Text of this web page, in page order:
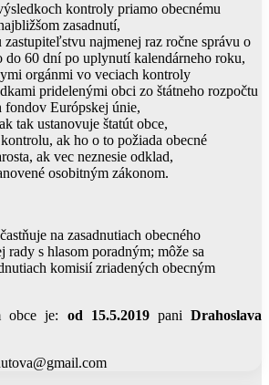
kontroly priamo obecnému
zasadnutí,
zastupiteľstvu najmenej raz ročne správu o
do 60 dní po uplynutí kalendárneho roku,
orgánmi vo veciach kontroly
pridelenými obci zo štátneho rozpočtu
fondov Európskej únie,
tak ustanovuje štatút obce,
ak ho o to požiada obecné
ak vec neznesie odklad,
osobitným zákonom.
na zasadnutiach obecného
rady s hlasom poradným; môže sa
komisií zriadených obecným
obce je: od 15.5.2019 paniDrahoslava